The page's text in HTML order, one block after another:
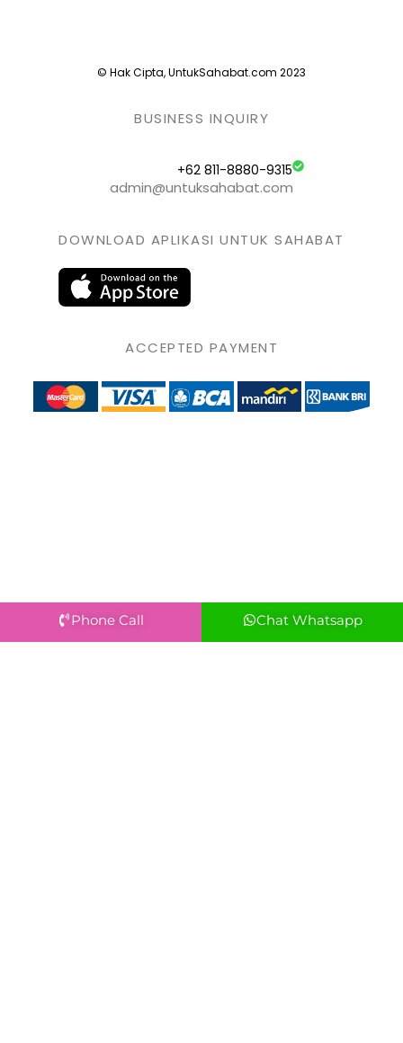
© Hak Cipta, UntukSahabat.com 2023
BUSINESS INQUIRY
+62 811-8880-9315
admin@untuksahabat.com
DOWNLOAD APLIKASI UNTUK SAHABAT
ACCEPTED PAYMENT
Phone Call Chat Whatsapp